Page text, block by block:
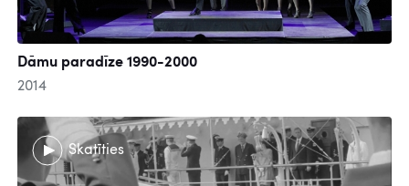
Dāmu paradīze 1990-2000
2014
Skatīties